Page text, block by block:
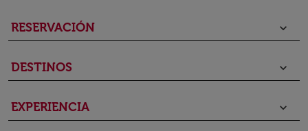
RESERVACIÓN keyboard_arrow_down
DESTINOS keyboard_arrow_down
EXPERIENCIA keyboard_arrow_down